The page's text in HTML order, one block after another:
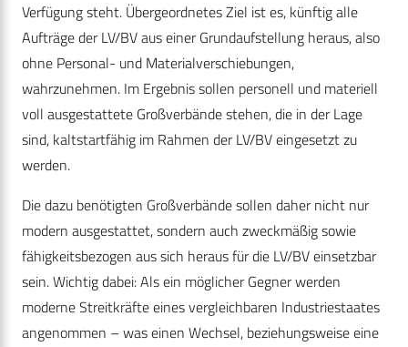
Verfügung steht. Übergeordnetes Ziel ist es, künftig alle
Aufträge der LV/BV aus einer Grundaufstellung heraus, also
ohne Personal- und Materialverschiebungen,
wahrzunehmen. Im Ergebnis sollen personell und materiell
voll ausgestattete Großverbände stehen, die in der Lage
sind, kaltstartfähig im Rahmen der LV/BV eingesetzt zu
werden.
Die dazu benötigten Großverbände sollen daher nicht nur
modern ausgestattet, sondern auch zweckmäßig sowie
fähigkeitsbezogen aus sich heraus für die LV/BV einsetzbar
sein. Wichtig dabei: Als ein möglicher Gegner werden
moderne Streitkräfte eines vergleichbaren Industriestaates
angenommen – was einen Wechsel, beziehungsweise eine